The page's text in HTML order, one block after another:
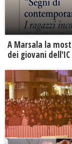
A Marsala la
dei giovani dell'IC